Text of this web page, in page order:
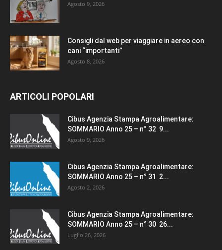
Agosto 9, 2026
Consigli dal web per viaggiare in aereo con
cani “importanti”
Agosto 8, 2026
ARTICOLI POPOLARI
Cibus Agenzia Stampa Agroalimentare:
SOMMARIO Anno 25 – n° 32 9...
Agosto 9, 2026
Cibus Agenzia Stampa Agroalimentare:
SOMMARIO Anno 25 – n° 31 2...
Agosto 2, 2026
Cibus Agenzia Stampa Agroalimentare:
SOMMARIO Anno 25 – n° 30 26...
Luglio 26, 2026